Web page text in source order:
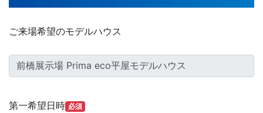
ご来場希望のモデルハウス
第一希望日時 必須